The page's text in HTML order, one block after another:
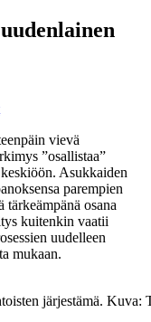
vievä
”osallistaa”
Asukkaiden
parempien
osana
kuitenkin vaatii
uudelleen
mukaan.
järjestämä. Kuva: